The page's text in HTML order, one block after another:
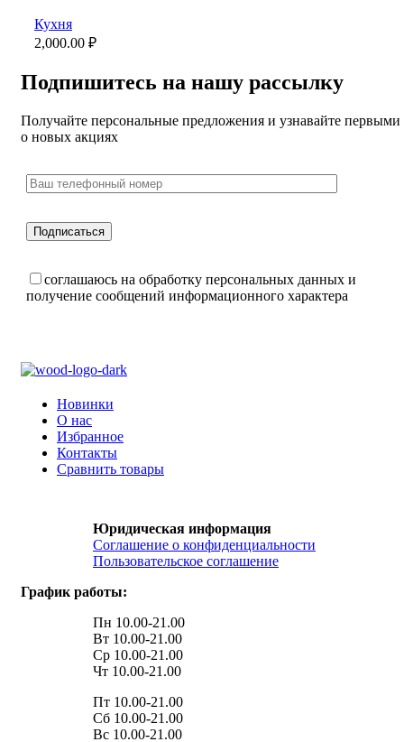
Кухня
2,000.00 ₽
Подпишитесь на нашу рассылку
Получайте персональные предложения и узнавайте первыми
о новых акциях
соглашаюсь на обработку персональных данных и
получение сообщений информационного характера
Новинки
О нас
Избранное
Контакты
Сравнить товары
Юридическая информация
Соглашение о конфиденциальности
Пользовательское соглашение
График работы:
Пн 10.00-21.00
Вт 10.00-21.00
Ср 10.00-21.00
Чт 10.00-21.00
Пт 10.00-21.00
Сб 10.00-21.00
Вс 10.00-21.00